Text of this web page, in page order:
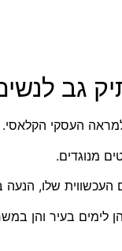
גב
מנוגדים.
שלו, הנעה
לימים בעיר והן